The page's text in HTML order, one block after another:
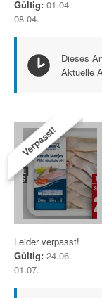
Gültig: 01.04. -
08.04.
Dieses
Aktuelle
Verpasst!
Leider verpasst!
Gültig: 24.06. -
01.07.